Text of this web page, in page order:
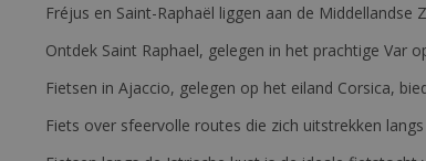
Fréjus en Saint-Raphaël liggen aan de
Ontdek Saint Raphael, gelegen in het prachtige Var
Fietsen in Ajaccio, gelegen op het eiland Corsica,
Fiets over sfeervolle routes die zich uitstrekken